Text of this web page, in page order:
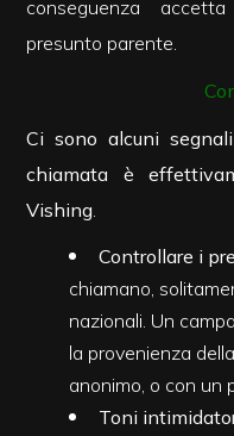
conseguenza
presunto parente.
Ci sono alcuni
chiamata è
Vishing.
Controllare i
chiamano,
nazionali. Un
la provenienza
anonimo, o con un
Toni
4
5
Camere
minime